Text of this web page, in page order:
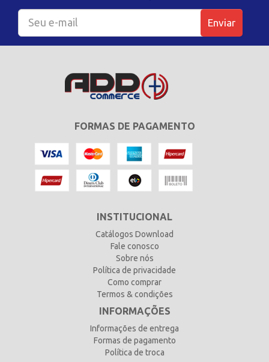
Enviar
FORMAS DE PAGAMENTO
INSTITUCIONAL
Catálogos Download
Fale conosco
Sobre nós
Política de privacidade
Como comprar
Termos & condições
INFORMAÇÕES
Informações de entrega
Formas de pagamento
Política de troca